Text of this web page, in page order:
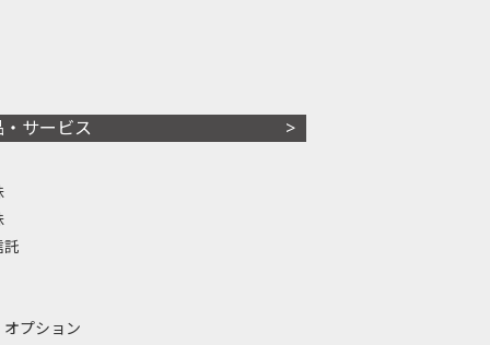
・サービス
託
プション